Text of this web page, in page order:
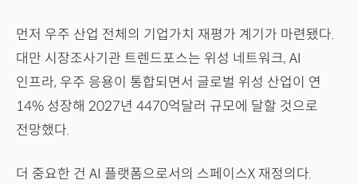
먼저 우주 산업 전체의 기업가치 재평가 계기가 마련됐다.
대만 시장조사기관 트렌드포스는 위성 네트워크, AI
인프라, 우주 응용이 통합되면서 글로벌 위성 산업이 연
14% 성장해 2027년 4470억달러 규모에 달할 것으로
전망했다.
더 중요한 건 AI 플랫폼으로서의 스페이스X 재정의다.